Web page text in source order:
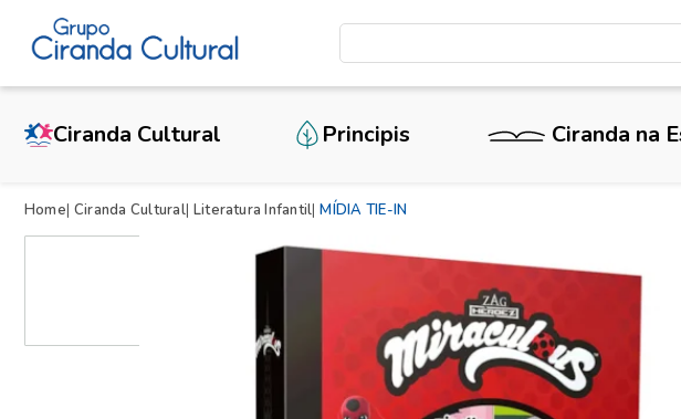
Ciranda Cultural Principis Ciranda na
Home Ciranda Cultural Literatura Infantil MÍDIA TIE-IN